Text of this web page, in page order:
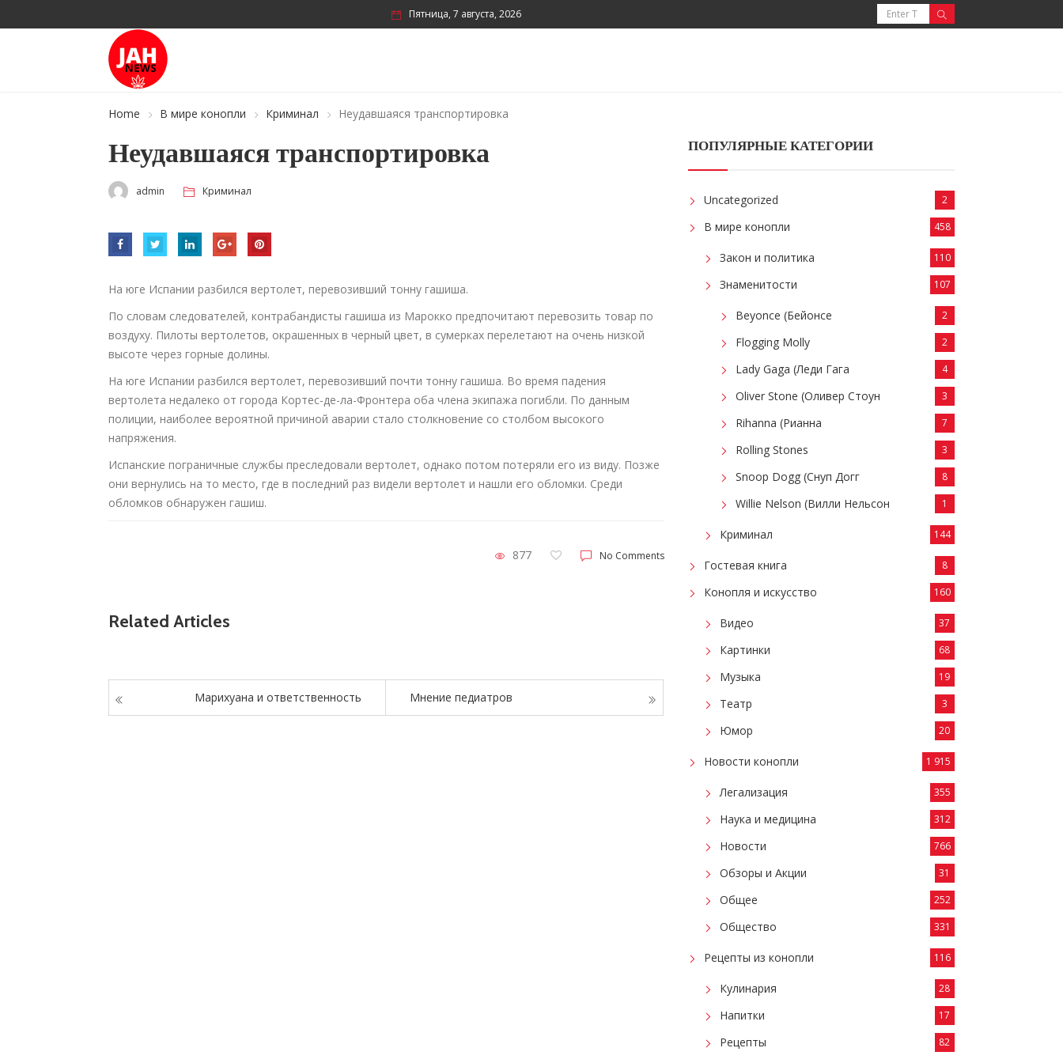
Пятница, 7 августа, 2026
Home В мире конопли Криминал Неудавшаяся транспортировка
Неудавшаяся транспортировка
admin Криминал
На юге Испании разбился вертолет, перевозивший тонну гашиша.
По словам следователей, контрабандисты гашиша из Марокко предпочитают перевозить товар по
воздуху. Пилоты вертолетов, окрашенных в черный цвет, в сумерках перелетают на очень низкой
высоте через горные долины.
На юге Испании разбился вертолет, перевозивший почти тонну гашиша. Во время падения
вертолета недалеко от города Кортес-де-ла-Фронтера оба члена экипажа погибли. По данным
полиции, наиболее вероятной причиной аварии стало столкновение со столбом высокого
напряжения.
Испанские пограничные службы преследовали вертолет, однако потом потеряли его из виду. Позже
они вернулись на то место, где в последний раз видели вертолет и нашли его обломки. Среди
обломков обнаружен гашиш.
877 No Comments
Related Articles
Марихуана и ответственность Мнение педиатров
ПОПУЛЯРНЫЕ КАТЕГОРИИ
Uncategorized 2
В мире конопли 458
Закон и политика 110
Знаменитости 107
Beyonce (Бейонсе 2
Flogging Molly 2
Lady Gaga (Леди Гага 4
Oliver Stone (Оливер Стоун 3
Rihanna (Рианна 7
Rolling Stones 3
Snoop Dogg (Снуп Догг 8
Willie Nelson (Вилли Нельсон 1
Криминал 144
Гостевая книга 8
Конопля и искусство 160
Видео 37
Картинки 68
Музыка 19
Театр 3
Юмор 20
Новости конопли 1 915
Легализация 355
Наука и медицина 312
Новости 766
Обзоры и Акции 31
Общее 252
Общество 331
Рецепты из конопли 116
Кулинария 28
Напитки 17
Рецепты 82